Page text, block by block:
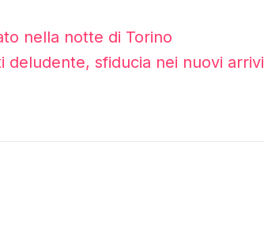
nella notte di Torino
sfiducia nei nuovi arrivi